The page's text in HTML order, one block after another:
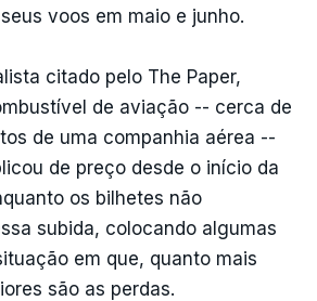
voos em maio e junho.
citado pelo The Paper,
de aviação -- cerca de
de uma companhia aérea --
de preço desde o início da
os bilhetes não
subida, colocando algumas
em que, quanto mais
são as perdas.